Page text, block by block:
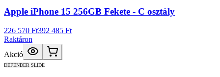
Apple iPhone 15 256GB Fekete - C osztály
226 570 Ft392 485 Ft
Raktáron
Akció
DEFENDER SLIDE